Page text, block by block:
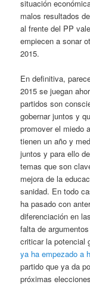
situación
malos resultados
al frente del PP
empiecen a sonar
2015.
En definitiva,
2015 se juegan
partidos son
gobernar juntos y
promover el miedo
tienen un año y
juntos y para ello
temas que son
mejora de la
sanidad. En todo
ha pasado con
diferenciación en
falta de
criticar la potencial
ya ha empezado a
partido que ya da
próximas